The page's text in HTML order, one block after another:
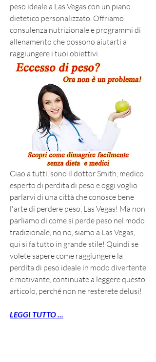
peso ideale a Las Vegas con un piano
dietetico personalizzato. Offriamo
consulenza nutrizionale e programmi di
allenamento che possono aiutarti a
raggiungere i tuoi obiettivi.
Ciao a tutti, sono il dottor Smith, medico
esperto di perdita di peso e oggi voglio
parlarvi di una città che conosce bene
l'arte di perdere peso, Las Vegas! Ma non
parliamo di come si perde peso nel modo
tradizionale, no no, siamo a Las Vegas,
qui si fa tutto in grande stile! Quindi se
volete sapere come raggiungere la
perdita di peso ideale in modo divertente
e motivante, continuate a leggere questo
articolo, perché non ne resterete delusi!
LEGGI TUTTO ...